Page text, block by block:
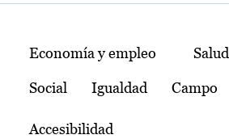
Temas
Economía y empleo Salud
Social Igualdad Campo
Accesibilidad